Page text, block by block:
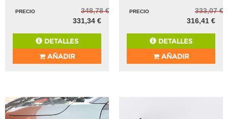
PRECIO
348,78 €
331,34 €
DETALLES
AÑADIR
PRECIO
333,07 €
316,41 €
DETALLES
AÑADIR